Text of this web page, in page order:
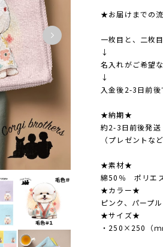
★お届けまでの
一枚目と、二枚
↓
名入れがご希望
↓
入金後2-3日前後
★納期★
約2-3日前後発
（プレゼントな
★素材★
綿50％ ポリエ
★カラー★
ピンク、パープ
★サイズ★
・250×250（ｍ